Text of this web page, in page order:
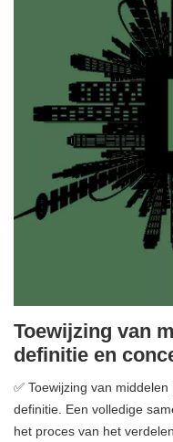
Toewijzing van
definitie en
✅ Toewijzing van
definitie. Een volledige
het proces van het